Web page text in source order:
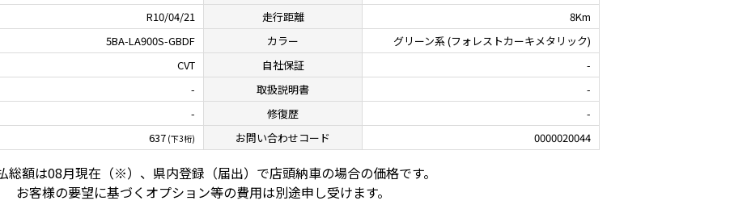
R10/04/21 走行距離
8Km
5BA-LA900S-GBDF カラー
グリーン系 (フォレストカーキメタリック)
CVT 自社保証
-
- 取扱説明書
-
- 修復歴
-
637 (下3桁) お問い合わせコード 0000020044
総額は08⽉現在（※）、県内登録（届出）で店頭納⾞の場合の価格です。
お客様の要望に基づくオプション等の費⽤は別途申し受けます。